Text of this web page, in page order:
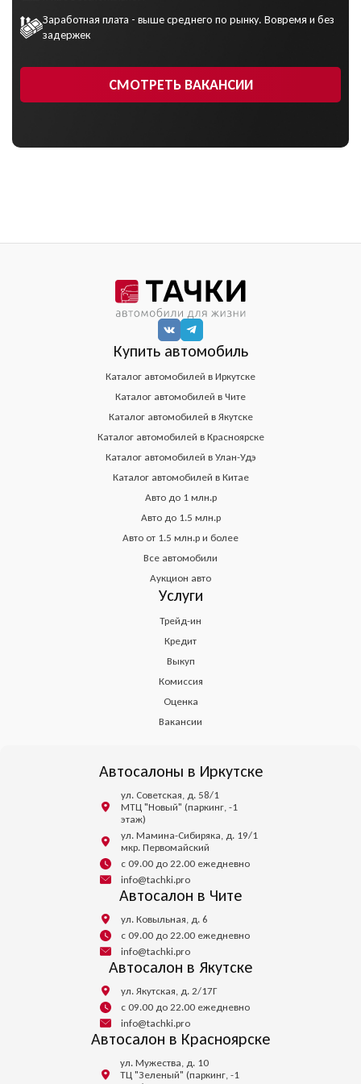
Заработная плата - выше среднего по рынку. Вовремя и без
задержек
СМОТРЕТЬ ВАКАНСИИ
Купить автомобиль
Каталог автомобилей в Иркутске
Каталог автомобилей в Чите
Каталог автомобилей в Якутске
Каталог автомобилей в Красноярске
Каталог автомобилей в Улан-Удэ
Каталог автомобилей в Китае
Авто до 1 млн.р
Авто до 1.5 млн.р
Авто от 1.5 млн.р и более
Все автомобили
Аукцион авто
Услуги
Трейд-ин
Кредит
Выкуп
Комиссия
Оценка
Вакансии
Автосалоны в Иркутске
ул. Советская, д. 58/1
МТЦ "Новый" (паркинг, -1
этаж)
ул. Мамина-Сибиряка, д. 19/1
мкр. Первомайский
с 09.00 до 22.00 ежедневно
info@tachki.pro
Автосалон в Чите
ул. Ковыльная, д. 6
с 09.00 до 22.00 ежедневно
info@tachki.pro
Автосалон в Якутске
ул. Якутская, д. 2/17Г
с 09.00 до 22.00 ежедневно
info@tachki.pro
Автосалон в Красноярске
ул. Мужества, д. 10
ТЦ "Зеленый" (паркинг, -1